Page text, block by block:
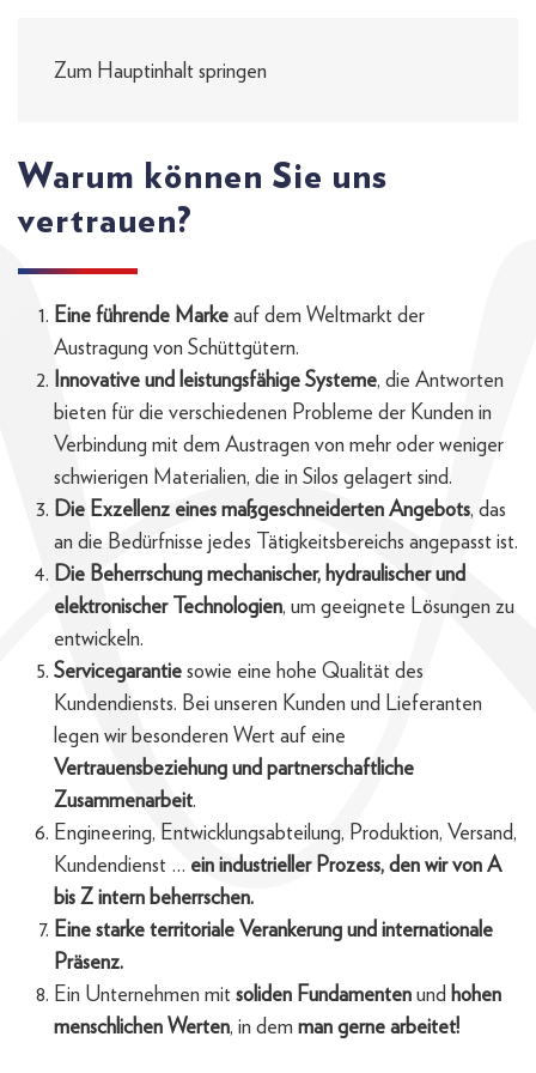
Zum Hauptinhalt springen
Warum können Sie uns
vertrauen?
Eine führende Markeauf dem Weltmarkt der
Austragung von Schüttgütern.
Innovative und leistungsfähige Systeme, die Antworten
bieten für die verschiedenen Probleme der Kunden in
Verbindung mit dem Austragen von mehr oder weniger
schwierigen Materialien, die in Silos gelagert sind.
Die Exzellenz eines maßgeschneiderten Angebots, das
an die Bedürfnisse jedes Tätigkeitsbereichs angepasst ist.
Die Beherrschung mechanischer, hydraulischer und
elektronischer Technologien, um geeignete Lösungen zu
entwickeln.
Servicegarantiesowie eine hohe Qualität des
Kundendiensts. Bei unseren Kunden und Lieferanten
legen wir besonderen Wert auf eine
Vertrauensbeziehung und partnerschaftliche
Zusammenarbeit.
Engineering, Entwicklungsabteilung, Produktion, Versand,
Kundendienst … ein industrieller Prozess, den wir von A
bis Z intern beherrschen.
Eine starke territoriale Verankerung und internationale
Präsenz.
Ein Unternehmen mitsoliden Fundamentenund hohen
menschlichen Werten, in dem man gerne arbeitet!